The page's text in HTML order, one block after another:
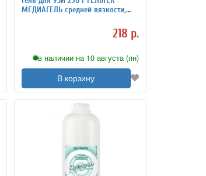
МЕДИАГЕЛЬ средней вязкости,
218 р.
в наличии на 10 августа (пн)
В корзину